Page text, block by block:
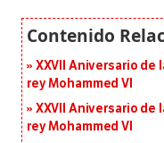
XXVII Aniversario de
rey Mohammed VI
XXVII Aniversario de
rey Mohammed VI